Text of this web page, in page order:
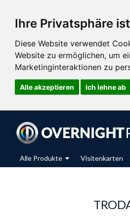
Ihre Privatsphäre
Diese Website verwendet
Website zu ermöglichen, um
Marketinginteraktionen zu
Alle akzeptieren Ich lehne ab
Alle Produkte Visitenkarten